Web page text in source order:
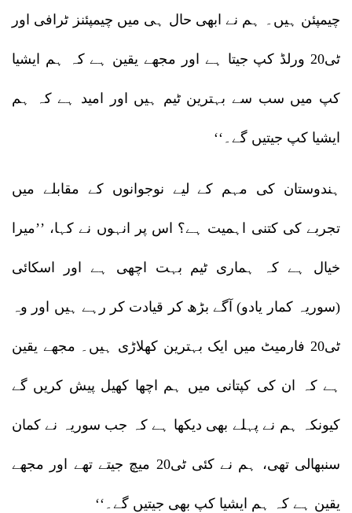
چیمپئن ہیں۔ ہم نے ابھی حال ہی میں چیمپئنز ٹرافی اور
ٹی20 ورلڈ کپ جیتا ہے اور مجھے یقین ہے کہ ہم ایشیا
کپ میں سب سے بہترین ٹیم ہیں اور امید ہے کہ ہم
ایشیا کپ جیتیں گے۔‘‘
ہندوستان کی مہم کے لیے نوجوانوں کے مقابلے میں
تجربے کی کتنی اہمیت ہے؟ اس پر انہوں نے کہا، ’’میرا
خیال ہے کہ ہماری ٹیم بہت اچھی ہے اور اسکائی
(سوریہ کمار یادو) آگے بڑھ کر قیادت کر رہے ہیں اور وہ
ٹی20 فارمیٹ میں ایک بہترین کھلاڑی ہیں۔ مجھے یقین
ہے کہ ان کی کپتانی میں ہم اچھا کھیل پیش کریں گے
کیونکہ ہم نے پہلے بھی دیکھا ہے کہ جب سوریہ نے کمان
سنبھالی تھی، ہم نے کئی ٹی20 میچ جیتے تھے اور مجھے
یقین ہے کہ ہم ایشیا کپ بھی جیتیں گے۔‘‘